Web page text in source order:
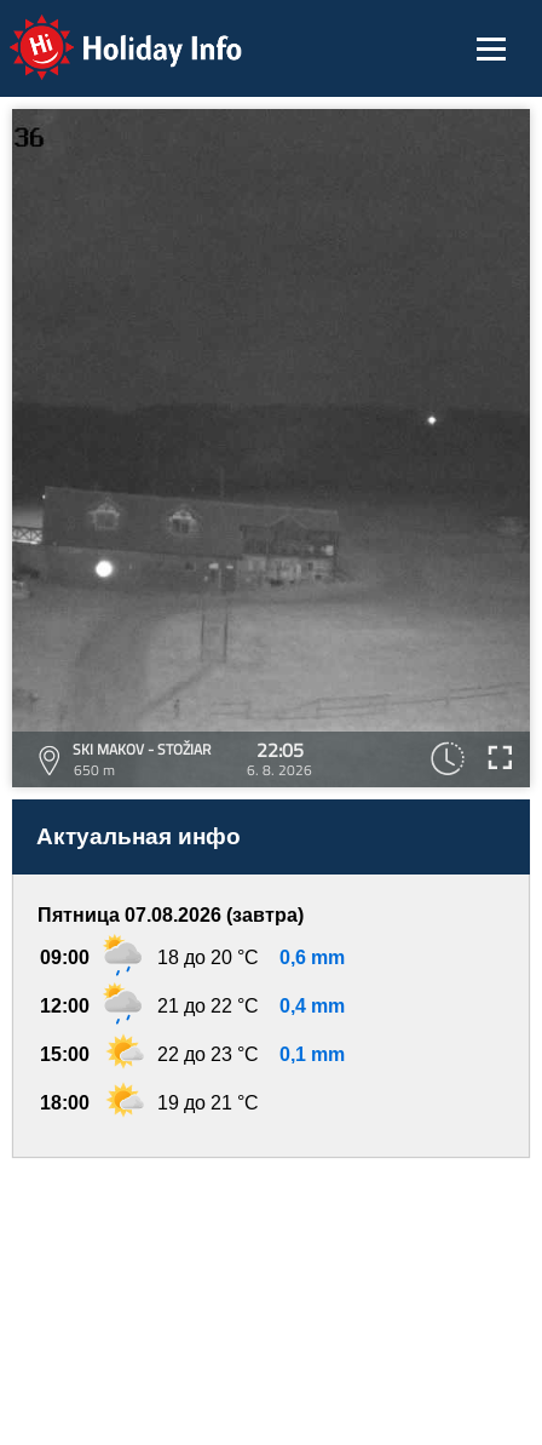
Holiday Info
SKI MAKOV - STOŽIAR
650 m
22:05
6. 8. 2026
Актуальная инфо
Пятница 07.08.2026 (завтра)
09:00 18 до 20 °C 0,6 mm
12:00 21 до 22 °C 0,4 mm
15:00 22 до 23 °C 0,1 mm
18:00 19 до 21 °C